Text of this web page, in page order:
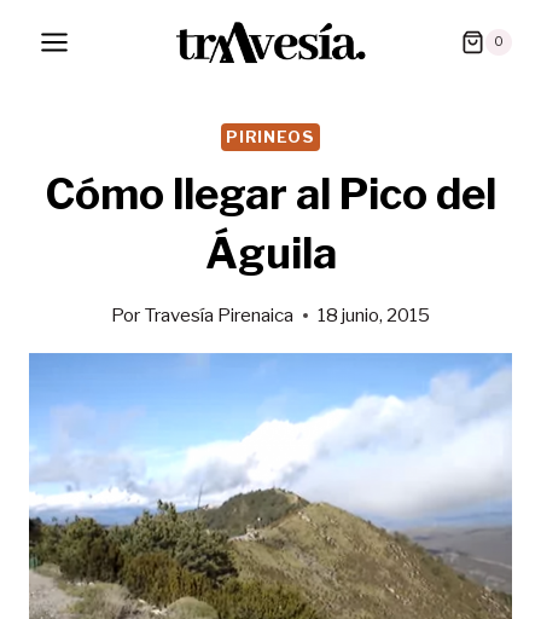
0
PIRINEOS
Cómo llegar al Pico del
Águila
Por Travesía Pirenaica 18 junio, 2015